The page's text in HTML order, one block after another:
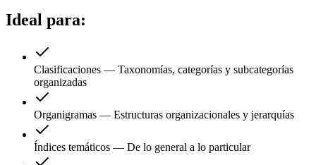
Ideal para:
Clasificaciones — Taxonomías, categorías y subcategorías
organizadas
Organigramas — Estructuras organizacionales y jerarquías
Índices temáticos — De lo general a lo particular